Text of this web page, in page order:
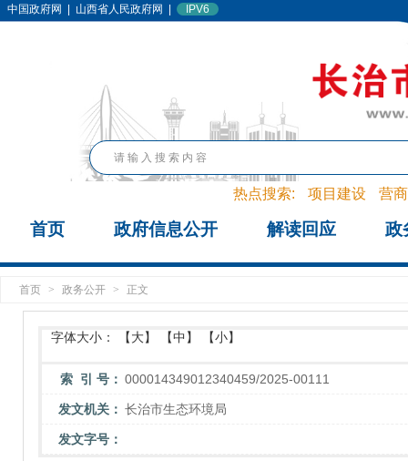
中国政府网 山西省人民政府网 IPV6
热点搜索: 项目建设 营
首页 政府信息公开 解读回应 政
首页 > 政务公开 > 正文
字体大小： 【大】 【中】 【小】
索 引 号： 000014349012340459/2025-00111
发文机关： 长治市生态环境局
发文字号：